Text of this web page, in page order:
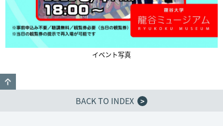
イベント写真
BACK TO INDEX
>